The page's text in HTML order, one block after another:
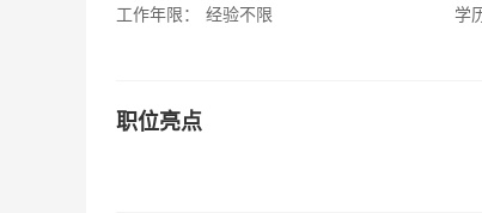
工作年限：
经验不限
学
职位亮点